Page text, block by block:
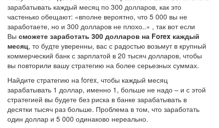
зарабатывать каждый месяц по 300 долларов, как это
частенько обещают: «вполне вероятно, что 5 000 вы не
заработаете, но и 300 долларов не плохо..» , так вот если
Вы сможете заработать 300 долларов на Forex каждый
месяц, то будте уверенны, вас с радостью возьмут в крупный
коммерческий банк с зарплатой в 20 тысяч долларов, чтобы
вы повторили вашу стратегию на более серьезных суммах.
Найдите стратегию на forex, чтобы каждый месяц
зарабатывать 1 доллар, именно 1, больше не надо – и с этой
стратегией вы будете без риска в банке зарабатывать в
десятки тысяч раз больше. Проблема в том, что заработать
один доллар и 5 000 одинаково нереально.